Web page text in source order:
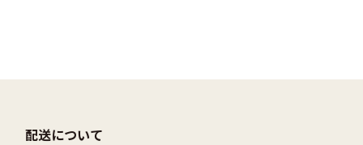
配送について